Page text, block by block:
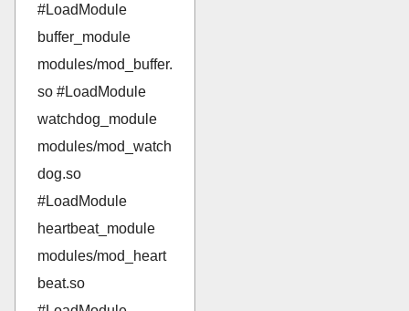
#LoadModule
buffer_module
modules/mod_buffer.
so #LoadModule
watchdog_module
modules/mod_watch
dog.so
#LoadModule
heartbeat_module
modules/mod_heart
beat.so